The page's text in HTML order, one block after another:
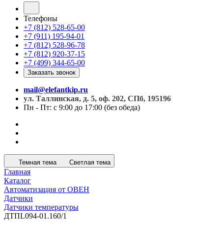
Телефоны
+7 (812) 528-65-00
+7 (911) 195-94-01
+7 (812) 528-96-78
+7 (812) 920-37-15
+7 (499) 344-65-00
Заказать звонок
mail@elefantkip.ru
ул. Таллинская, д. 5, оф. 202, СПб, 195196
Пн - Пт: с 9:00 до 17:00 (без обеда)
Темная тема Светлая тема
Главная
Каталог
Автоматизация от ОВЕН
Датчики
Датчики температуры
ДТПL094-01.160/1